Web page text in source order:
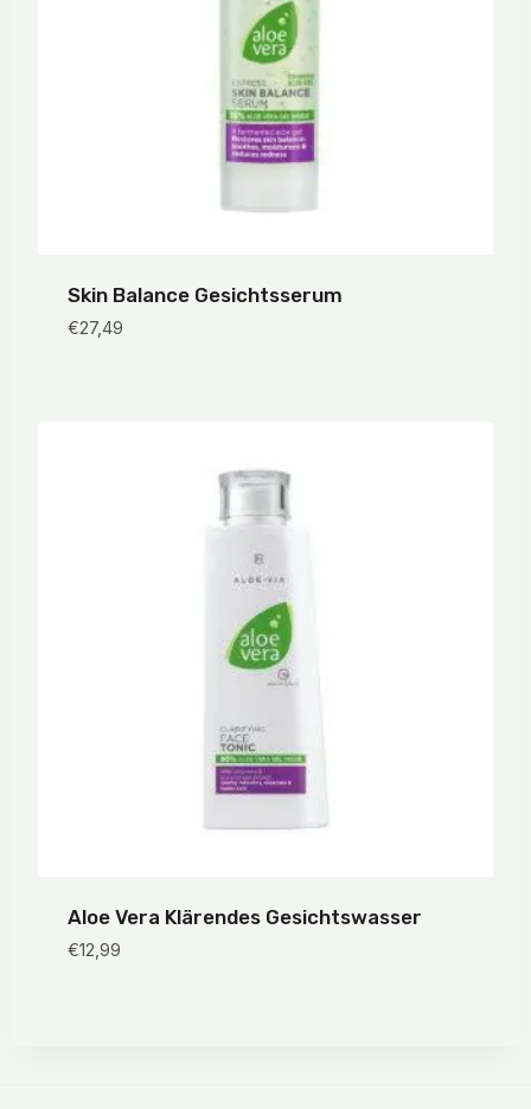
Skin Balance Gesichtsserum
€27,49
Aloe Vera Klärendes Gesichtswasser
€12,99